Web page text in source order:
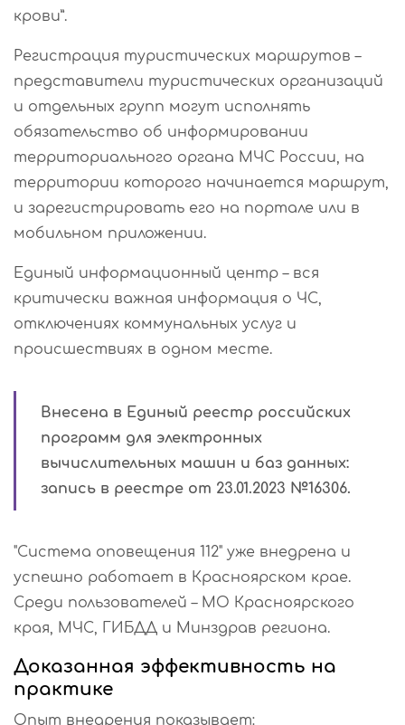
крови”.
Регистрация туристических маршрутов –
представители туристических организаций
и отдельных групп могут исполнять
обязательство об информировании
территориального органа МЧС России, на
территории которого начинается маршрут,
и зарегистрировать его на портале или в
мобильном приложении.
Единый информационный центр – вся
критически важная информация о ЧС,
отключениях коммунальных услуг и
происшествиях в одном месте.
Внесена в Единый реестр российских
программ для электронных
вычислительных машин и баз данных:
запись в реестре от 23.01.2023 №16306.
"Система оповещения 112" уже внедрена и
успешно работает в Красноярском крае.
Среди пользователей – МО Красноярского
края, МЧС, ГИБДД и Минздрав региона.
Доказанная эффективность на
практике
Опыт внедрения показывает: